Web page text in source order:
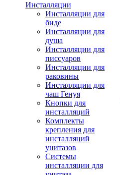
Инсталляции
Инсталляции для
биде
Инсталляции для
душа
Инсталляции для
писсуаров
Инсталляции для
раковины
Инсталляции для
чаш Генуя
Кнопки для
инсталляций
Комплекты
крепления для
инсталляций
унитазов
Системы
инсталляции для